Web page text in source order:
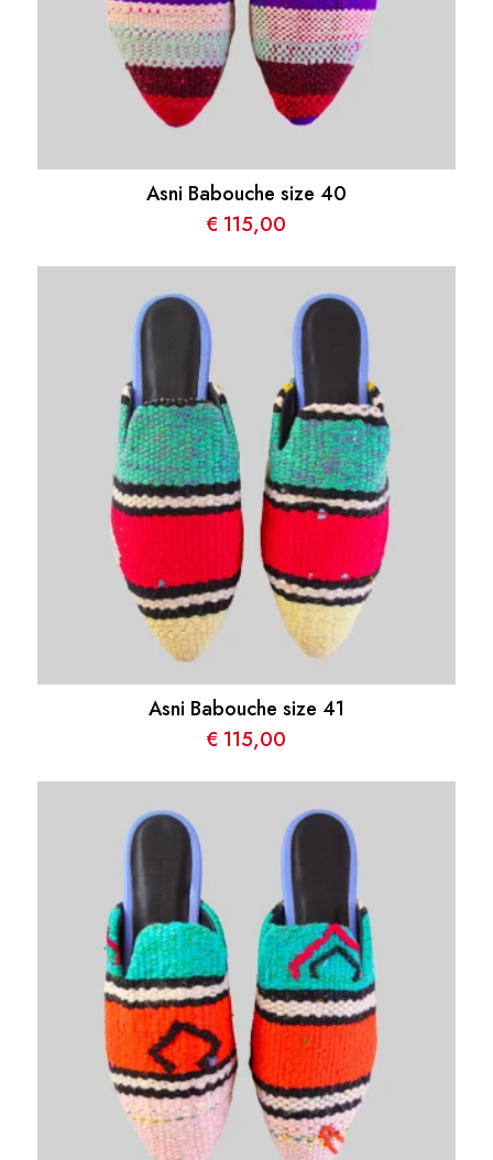
Asni Babouche size 40
€ 115,00
Asni Babouche size 41
€ 115,00